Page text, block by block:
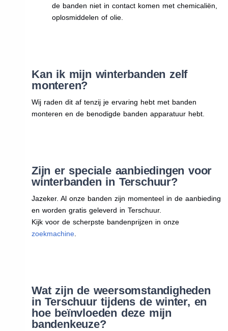
de banden niet in contact komen met chemicaliën,
oplosmiddelen of olie.
Kan ik mijn winterbanden zelf
monteren?
Wij raden dit af tenzij je ervaring hebt met banden
monteren en de benodigde banden apparatuur hebt.
Zijn er speciale aanbiedingen voor
winterbanden in Terschuur?
Jazeker. Al onze banden zijn momenteel in de aanbieding
en worden gratis geleverd in Terschuur.
Kijk voor de scherpste bandenprijzen in onze
zoekmachine.
Wat zijn de weersomstandigheden
in Terschuur tijdens de winter, en
hoe beïnvloeden deze mijn
bandenkeuze?